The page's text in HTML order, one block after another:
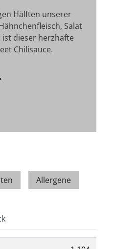
Hälften unserer
Salat
dieser herzhafte
Chilisauce.
Allergene